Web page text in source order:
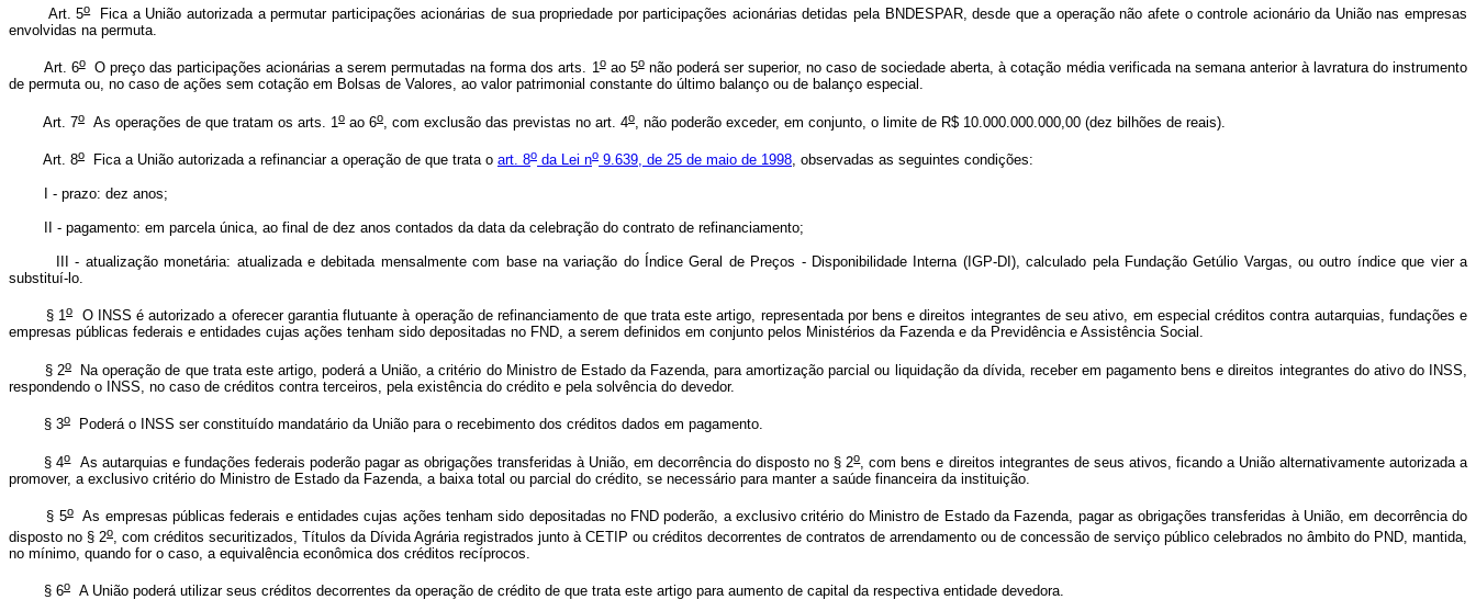
Art. 5oFica a União autorizada a permutar participações acionárias de sua propriedade por participações acionárias detidas pela BNDESPAR, desde que a operação não afete o controle acionário da União nas empresas
envolvidas na permuta.
Art. 6oO preço das participações acionárias a serem permutadas na forma dos arts. 1oao 5onão poderá ser superior, no caso de sociedade aberta, à cotação média verificada na semana anterior à lavratura do instrumento
de permuta ou, no caso de ações sem cotação em Bolsas de Valores, ao valor patrimonial constante do último balanço ou de balanço especial.
Art. 7o As operações de que tratam os arts. 1o ao 6o , com exclusão das previstas no art. 4o , não poderão exceder, em conjunto, o limite de R$ 10.000.000.000,00 (dez bilhões de reais).
Art. 8o Fica a União autorizada a refinanciar a operação de que trata o art. 8o da Lei no 9.639, de 25 de maio de 1998, observadas as seguintes condições:
I - prazo: dez anos;
II - pagamento: em parcela única, ao final de dez anos contados da data da celebração do contrato de refinanciamento;
III - atualização monetária: atualizada e debitada mensalmente com base na variação do Índice Geral de Preços - Disponibilidade Interna (IGP-DI), calculado pela Fundação Getúlio Vargas, ou outro índice que vier a
substituí-lo.
§ 1o
O INSS é autorizado a oferecer garantia flutuante à operação de refinanciamento de que trata este artigo, representada por bens e direitos integrantes de seu ativo, em especial créditos contra autarquias, fundações e
empresas públicas federais e entidades cujas ações tenham sido depositadas no FND, a serem definidos em conjunto pelos Ministérios da Fazenda e da Previdência e Assistência Social.
§ 2oNa operação de que trata este artigo, poderá a União, a critério do Ministro de Estado da Fazenda, para amortização parcial ou liquidação da dívida, receber em pagamento bens e direitos integrantes do ativo do INSS,
respondendo o INSS, no caso de créditos contra terceiros, pela existência do crédito e pela solvência do devedor.
§ 3o Poderá o INSS ser constituído mandatário da União para o recebimento dos créditos dados em pagamento.
§ 4oAs autarquias e fundações federais poderão pagar as obrigações transferidas à União, em decorrência do disposto no § 2o, com bens e direitos integrantes de seus ativos, ficando a União alternativamente autorizada a
promover, a exclusivo critério do Ministro de Estado da Fazenda, a baixa total ou parcial do crédito, se necessário para manter a saúde financeira da instituição.
§ 5oAs empresas públicas federais e entidades cujas ações tenham sido depositadas no FND poderão, a exclusivo critério do Ministro de Estado da Fazenda, pagar as obrigações transferidas à União, em decorrência do
disposto no § 2o
, com créditos securitizados, Títulos da Dívida Agrária registrados junto à CETIP ou créditos decorrentes de contratos de arrendamento ou de concessão de serviço público celebrados no âmbito do PND, mantida,
no mínimo, quando for o caso, a equivalência econômica dos créditos recíprocos.
§ 6o A União poderá utilizar seus créditos decorrentes da operação de crédito de que trata este artigo para aumento de capital da respectiva entidade devedora.